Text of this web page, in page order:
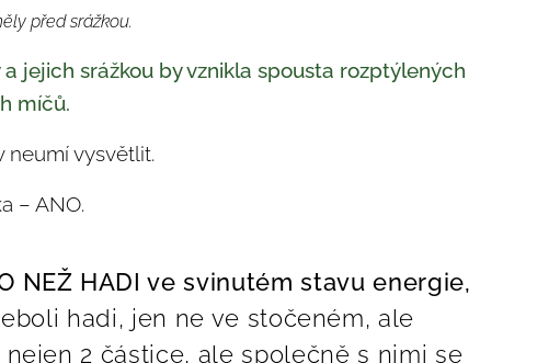
před srážkou.
jejich srážkou by vznikla spousta rozptýlených
míčů.
neumí vysvětlit.
– ANO.
NEŽ HADI ve svinutém stavu energie,
hadi, jen ne ve stočeném, ale
2 částice, ale společně s nimi se